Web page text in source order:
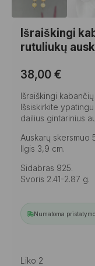
Išraiškingi
rutuliukų
38,00 €
Išraiškingi
Išsiskirkite
dailius gintarinius
Auskarų skersmuo
Ilgis 3,9 cm.
Sidabras 925.
Svoris 2.41-2.87 g.
Numatoma
Liko 2